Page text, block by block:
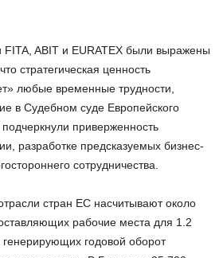
FITA, ABIT и EURATEX были выражены
стратегическая ценность
любые временные трудности,
в Судебном суде Европейского
приверженность
разработке предсказуемых бизнес-
сотрудничества.
стран ЕС насчитывают около
рабочие места для 1.2
годовой оборот